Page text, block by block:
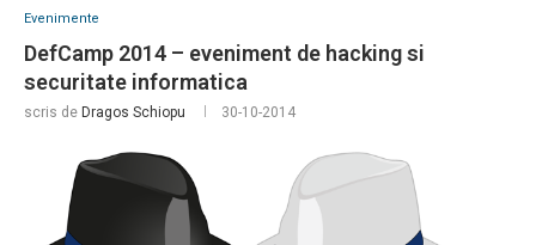
Evenimente
DefCamp 2014 – eveniment de hacking si
securitate informatica
scris de Dragos Schiopu 30-10-2014